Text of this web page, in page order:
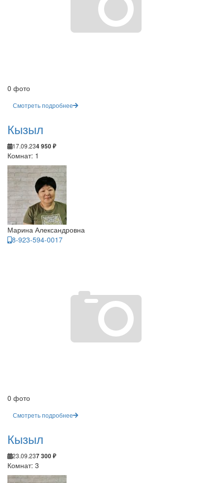
0 фото
Смотреть подробнее
Кызыл
17.09.234 950 ₽
Комнат: 1
Марина Александровна
8-923-594-0017
0 фото
Смотреть подробнее
Кызыл
23.09.237 300 ₽
Комнат: 3